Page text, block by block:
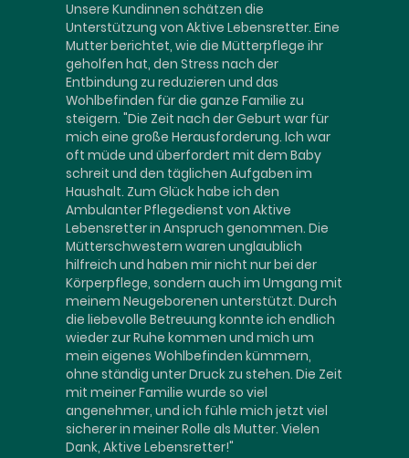
Unsere Kundinnen schätzen die
Unterstützung von Aktive Lebensretter. Eine
Mutter berichtet, wie die Mütterpflege ihr
geholfen hat, den Stress nach der
Entbindung zu reduzieren und das
Wohlbefinden für die ganze Familie zu
steigern. "Die Zeit nach der Geburt war für
mich eine große Herausforderung. Ich war
oft müde und überfordert mit dem Baby
schreit und den täglichen Aufgaben im
Haushalt. Zum Glück habe ich den
Ambulanter Pflegedienst von Aktive
Lebensretter in Anspruch genommen. Die
Mütterschwestern waren unglaublich
hilfreich und haben mir nicht nur bei der
Körperpflege, sondern auch im Umgang mit
meinem Neugeborenen unterstützt. Durch
die liebevolle Betreuung konnte ich endlich
wieder zur Ruhe kommen und mich um
mein eigenes Wohlbefinden kümmern,
ohne ständig unter Druck zu stehen. Die Zeit
mit meiner Familie wurde so viel
angenehmer, und ich fühle mich jetzt viel
sicherer in meiner Rolle als Mutter. Vielen
Dank, Aktive Lebensretter!"